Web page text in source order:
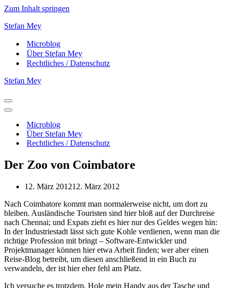
Zum Inhalt springen
Stefan Mey
Microblog
Über Stefan Mey
Rechtliches / Datenschutz
Stefan Mey
Navigationsmenü
Navigationsmenü
Microblog
Über Stefan Mey
Rechtliches / Datenschutz
Der Zoo von Coimbatore
12. März 201212. März 2012
Nach Coimbatore kommt man normalerweise nicht, um dort zu
bleiben. Ausländische Touristen sind hier bloß auf der Durchreise
nach Chennai; und Expats zieht es hier nur des Geldes wegen hin:
In der Industriestadt lässt sich gute Kohle verdienen, wenn man die
richtige Profession mit bringt – Software-Entwickler und
Projektmanager können hier etwa Arbeit finden; wer aber einen
Reise-Blog betreibt, um diesen anschließend in ein Buch zu
verwandeln, der ist hier eher fehl am Platz.
Ich versuche es trotzdem. Hole mein Handy aus der Tasche und